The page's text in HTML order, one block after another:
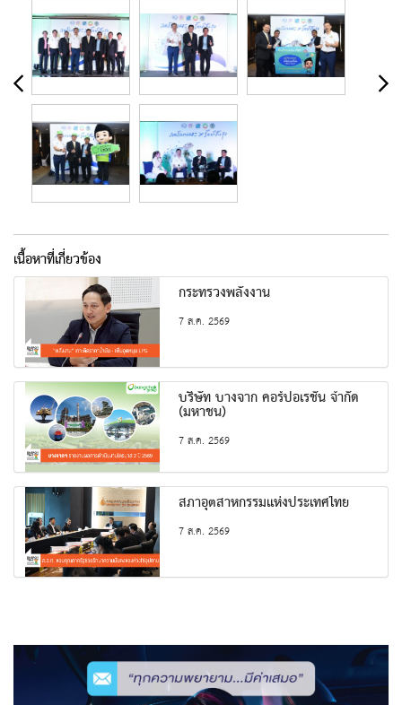
เนื้อหาที่เกี่ยวข้อง
กระทรวงพลังงาน
7 ส.ค. 2569
บริษัท บางจาก คอร์ปอเรชั่น จำกัด
(มหาชน)
7 ส.ค. 2569
สภาอุตสาหกรรมแห่งประเทศไทย
7 ส.ค. 2569